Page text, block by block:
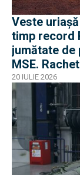
Veste
timp record
jumătate de
MSE.
antibalistică
20 IULIE 2026